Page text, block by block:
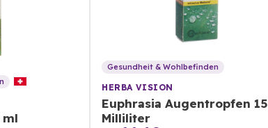
ml
Gesundheit & Wohlbefinden
HERBA VISION
Euphrasia Augentropfen 15
Milliliter